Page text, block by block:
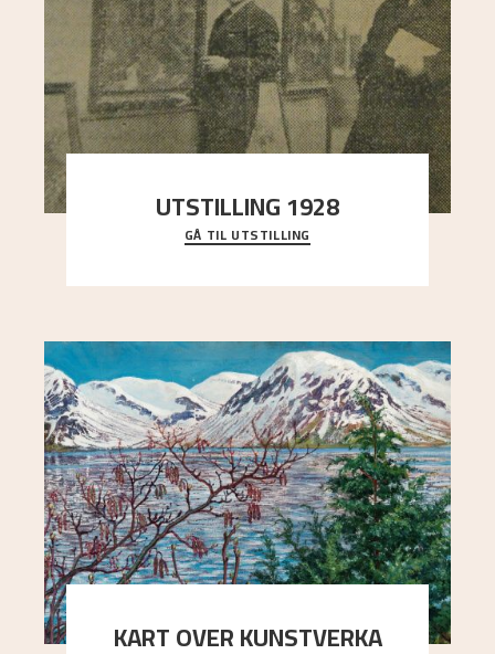
UTSTILLING 1928
Då Astrup døydde i 1928, tok vennene Moritz
Kaland og Simon Thorbjørnsen initiativ til å
GÅ TIL UTSTILLING
KART OVER KUNSTVERKA